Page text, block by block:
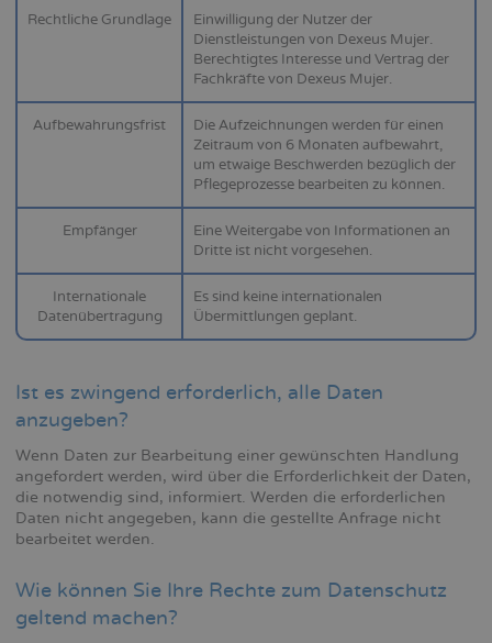
Rechtliche Grundlage
Einwilligung der Nutzer der
Dienstleistungen von Dexeus Mujer.
Berechtigtes Interesse und Vertrag der
Fachkräfte von Dexeus Mujer.
Aufbewahrungsfrist
Die Aufzeichnungen werden für einen
Zeitraum von 6 Monaten aufbewahrt,
um etwaige Beschwerden bezüglich der
Pflegeprozesse bearbeiten zu können.
Empfänger
Eine Weitergabe von Informationen an
Dritte ist nicht vorgesehen.
Internationale
Datenübertragung
Es sind keine internationalen
Übermittlungen geplant.
Ist es zwingend erforderlich, alle Daten
anzugeben?
Wenn Daten zur Bearbeitung einer gewünschten Handlung
angefordert werden, wird über die Erforderlichkeit der Daten,
die notwendig sind, informiert. Werden die erforderlichen
Daten nicht angegeben, kann die gestellte Anfrage nicht
bearbeitet werden.
Wie können Sie Ihre Rechte zum Datenschutz
geltend machen?